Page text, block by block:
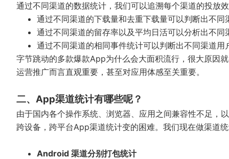
通过不同渠道的数据统计，我们可以追溯每个渠道的投放
通过不同渠道的下载量和去重下载量可以判断出不同
通过不同渠道的留存率以及平均日活可以分析出不同
通过不同渠道的相同事件统计可以判断出不同渠道
字节跳动的多款爆款App为什么会大面积流行，很大原因
运营推广而言直观重要，甚至对应用体感至关重要。
二、App渠道统计有哪些呢？
由于国内各个操作系统、浏览器、应用之间兼容性不足，
跨设备，跨平台App渠道统计变的困难。我们现在做渠道
Android 渠道分别打包统计